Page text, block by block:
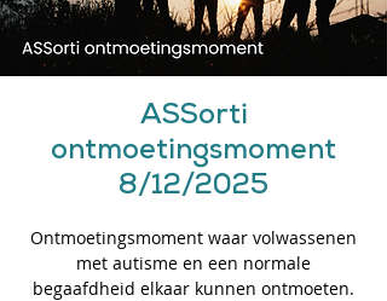
ASSorti
ontmoetingsmoment
8/12/2025
Ontmoetingsmoment waar volwassenen
met autisme en een normale
begaafdheid elkaar kunnen ontmoeten.